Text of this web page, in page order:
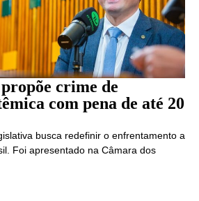
crime de
com pena de até 20
busca redefinir o enfrentamento a
Foi apresentado na Câmara dos